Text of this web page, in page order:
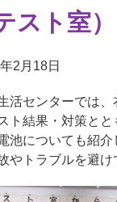
スト室
2月18日
活センターでは
ト結果・対策とと
池についても紹介
やトラブルを避